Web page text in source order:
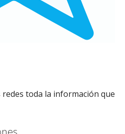
toda la información que